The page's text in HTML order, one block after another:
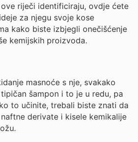
riječi identificiraju, ovdje ćete
za njegu svoje kose
kako biste izbjegli onečišćenje
kemijskih proizvoda.
masnoće s nje, svakako
šampon i to je u redu, pa
to učinite, trebali biste znati da
derivate i kisele kemikalije